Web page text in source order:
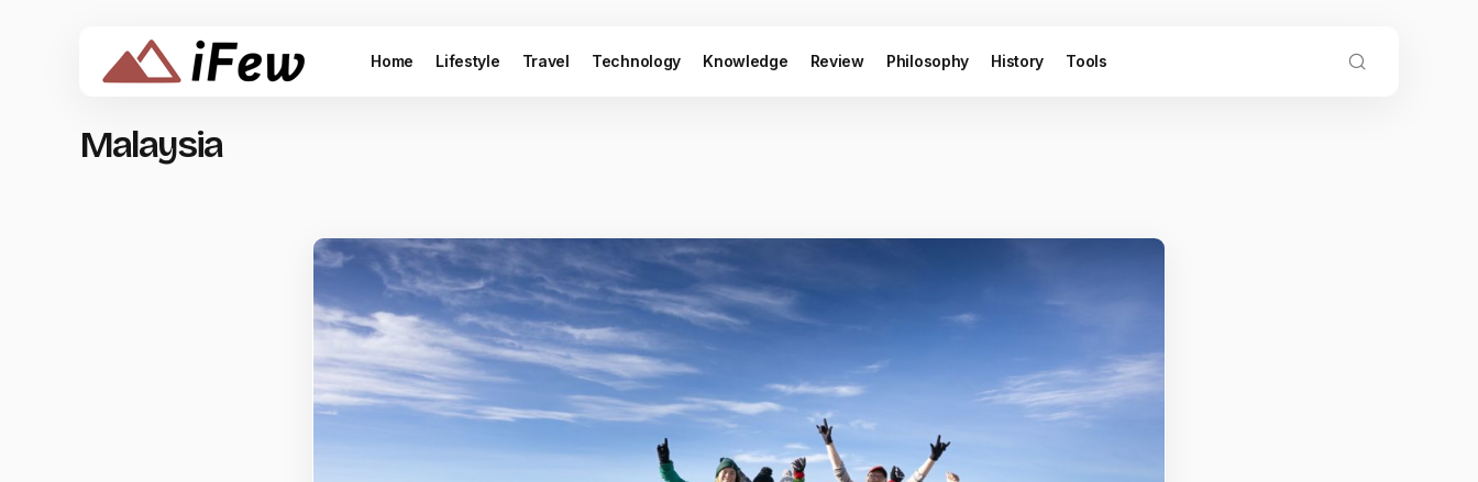
Home Lifestyle Travel Technology Knowledge Review Philosophy History Tools
Malaysia